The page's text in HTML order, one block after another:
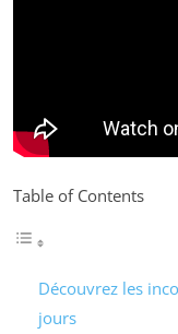
Table of Contents
Découvrez les
jours